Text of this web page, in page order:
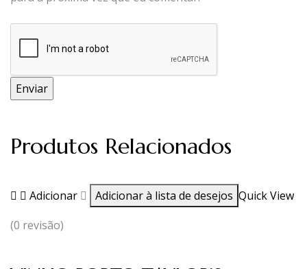
Produtos Relacionados
Adicionar Adicionar à lista de desejos Quick View
(0 revisão)